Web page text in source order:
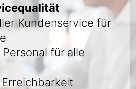
Kundenservice für
Personal für alle
Erreichbarkeit